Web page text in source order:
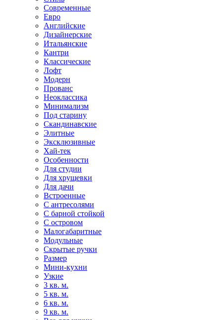
Современные
Евро
Английские
Дизайнерские
Итальянские
Кантри
Классические
Лофт
Модерн
Прованс
Неоклассика
Минимализм
Под старину
Скандинавские
Элитные
Эксклюзивные
Хай-тек
Особенности
Для студии
Для хрущевки
Для дачи
Встроенные
С антресолями
С барной стойкой
С островом
Малогабаритные
Модульные
Скрытые ручки
Размер
Мини-кухни
Узкие
3 кв. м.
5 кв. м.
6 кв. м.
9 кв. м.